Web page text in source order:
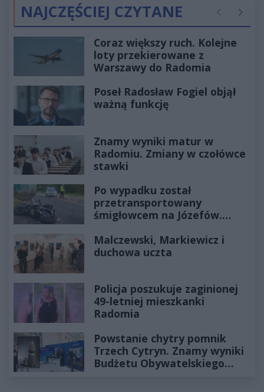
NAJCZĘŚCIEJ CZYTANE Poprzednie
Coraz większy ruch. Kolejne
loty przekierowane z
Warszawy do Radomia
Poseł Radosław Fogiel objął
ważną funkcję
Znamy wyniki matur w
Radomiu. Zmiany w czołówce
stawki
Po wypadku został
przetransportowany
śmigłowcem na Józefów.
Malczewski, Markiewicz i
duchowa uczta
Policja poszukuje zaginionej
49-letniej mieszkanki
Radomia
Powstanie chytry pomnik
Trzech Cytryn. Znamy wyniki
Budżetu Obywatelskiego